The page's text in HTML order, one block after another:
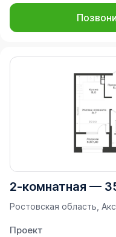
2-комнатная —
Ростовская область,
Проект